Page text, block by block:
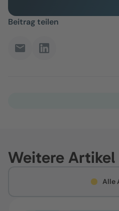
Beitrag teilen
Weitere Artikel
Alle